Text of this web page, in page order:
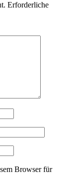
Erforderliche
Browser für